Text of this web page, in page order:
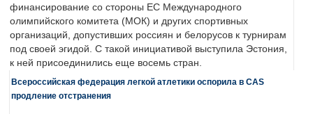
финансирование со стороны ЕС Международного
олимпийского комитета (МОК) и других спортивных
организаций, допустивших россиян и белорусов к турнирам
под своей эгидой. С такой инициативой выступила Эстония,
к ней присоединились еще восемь стран.
Всероссийская федерация легкой атлетики оспорила в CAS
продление отстранения